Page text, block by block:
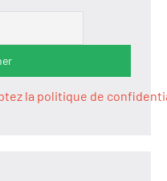
la politique de